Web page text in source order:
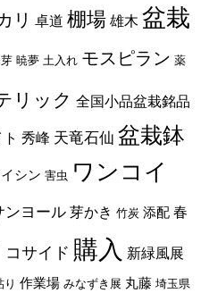
リ 卓道 棚場 雄木 盆栽
暁夢 土入れ モスピラン 薬
リック 全国小品盆栽銘品
秀峰 天竜石仙 盆栽鉢
シン 害虫 ワンコイ
ンヨール 芽かき 竹炭 添配 春
コサイド 購入 新緑風展
り 作業場 みなずき展 丸藤 埼玉県